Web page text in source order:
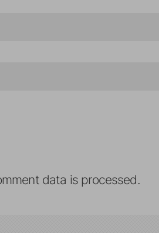
data is processed.